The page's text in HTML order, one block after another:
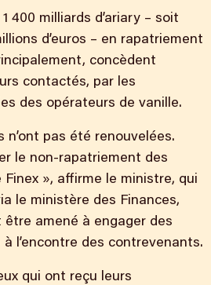
400 milliards d’ariary – soit
d’euros – en rapatriement
concèdent
contactés, par les
des opérateurs de vanille.
n’ont pas été renouvelées.
le non-rapatriement des
Finex », affirme le ministre, qui
le ministère des Finances,
amené à engager des
l’encontre des contrevenants.
qui ont reçu leurs